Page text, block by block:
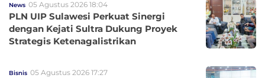
News 05 Agustus 2026 18:04
PLN UIP Sulawesi Perkuat Sinergi
dengan Kejati Sultra Dukung Proyek
Strategis Ketenagalistrikan
Bisnis 05 Agustus 2026 17:27